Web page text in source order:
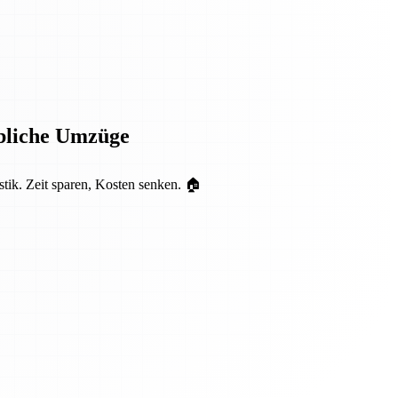
Umzüge
Zeit sparen, Kosten senken. 🏠